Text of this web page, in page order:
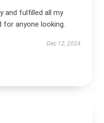
and fulfilled all my
for anyone looking.
Dec 12, 2024